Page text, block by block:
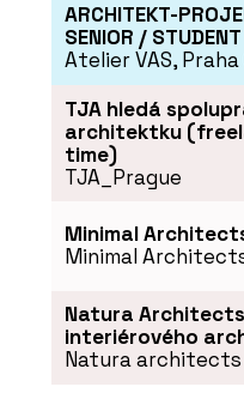
ARCHITEKT-
SENIOR / STUDENT
Atelier VAS, Praha
TJA hledá
architektku
time)
TJA_Prague
Minimal
Minimal
Natura
interiérového
Natura architects